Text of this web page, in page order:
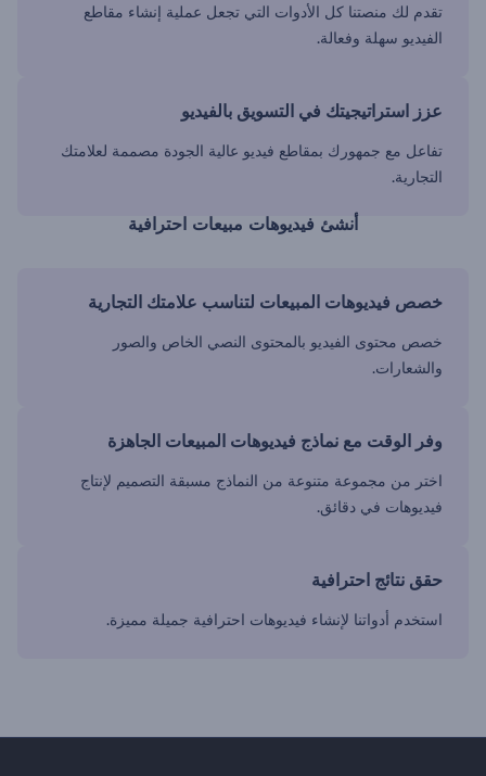
تقدم لك منصتنا كل الأدوات التي تجعل عملية إنشاء مقاطع
الفيديو سهلة وفعالة.
عزز استراتيجيتك في التسويق بالفيديو
تفاعل مع جمهورك بمقاطع فيديو عالية الجودة مصممة لعلامتك
التجارية.
أنشئ فيديوهات مبيعات احترافية
خصص فيديوهات المبيعات لتناسب علامتك التجارية
خصص محتوى الفيديو بالمحتوى النصي الخاص والصور
والشعارات.
وفر الوقت مع نماذج فيديوهات المبيعات الجاهزة
اختر من مجموعة متنوعة من النماذج مسبقة التصميم لإنتاج
فيديوهات في دقائق.
حقق نتائج احترافية
استخدم أدواتنا لإنشاء فيديوهات احترافية جميلة مميزة.